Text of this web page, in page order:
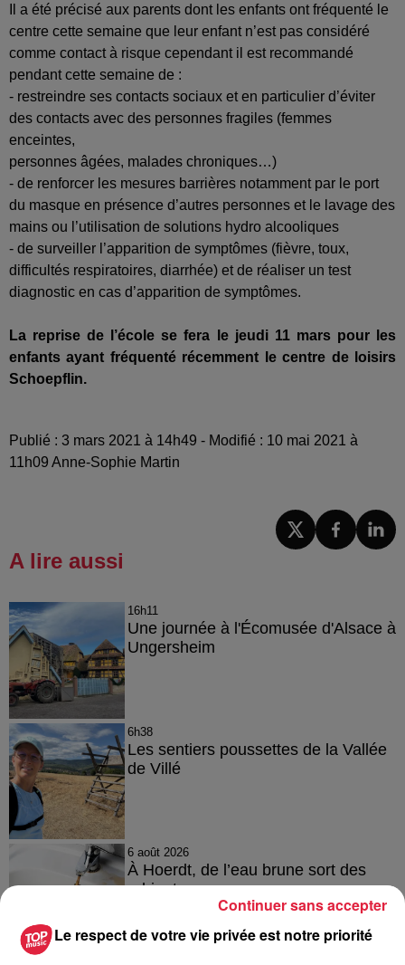
Il a été précisé aux parents dont les enfants ont fréquenté le
centre cette semaine que leur enfant n’est pas considéré
comme contact à risque cependant il est recommandé
pendant cette semaine de :
- restreindre ses contacts sociaux et en particulier d’éviter
des contacts avec des personnes fragiles (femmes
enceintes,
personnes âgées, malades chroniques…)
- de renforcer les mesures barrières notamment par le port
du masque en présence d’autres personnes et le lavage des
mains ou l’utilisation de solutions hydro alcooliques
- de surveiller l’apparition de symptômes (fièvre, toux,
difficultés respiratoires, diarrhée) et de réaliser un test
diagnostic en cas d’apparition de symptômes.
La reprise de l’école se fera le jeudi 11 mars pour les
enfants ayant fréquenté récemment le centre de loisirs
Schoepflin.
Publié : 3 mars 2021 à 14h49 - Modifié : 10 mai 2021 à
11h09 Anne-Sophie Martin
A lire aussi
16h11
Une journée à l'Écomusée d'Alsace à
Ungersheim
6h38
Les sentiers poussettes de la Vallée
de Villé
6 août 2026
À Hoerdt, de l’eau brune sort des
robinets
Le respect de votre vie privée est notre priorité
Continuer sans accepter